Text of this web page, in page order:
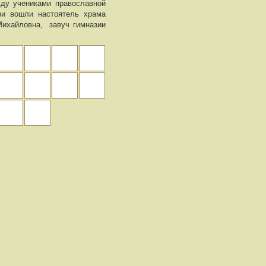
учениками православной
вошли настоятель храма
завуч гимназии